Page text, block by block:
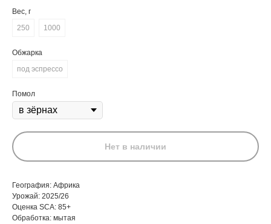
Вес, г
250
1000
Обжарка
под эспрессо
Помол
Нет в наличии
География: Африка
Урожай: 2025/26
Оценка SCA: 85+
Обработка: мытая